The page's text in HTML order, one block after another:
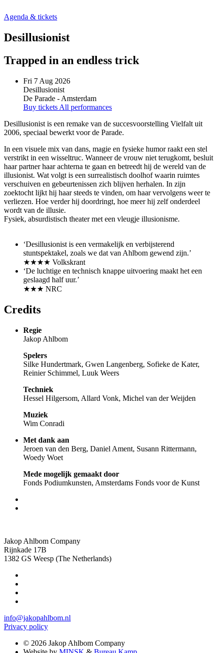
Agenda & tickets
Desillusionist
Trapped in an endless trick
Fri 7 Aug 2026
Desillusionist
De Parade - Amsterdam
Buy tickets All performances
Desillusionist is een remake van de succesvoorstelling Vielfalt uit
2006, speciaal bewerkt voor de Parade.
In een visuele mix van dans, magie en fysieke humor raakt een stel
verstrikt in een wisseltruc. Wanneer de vrouw niet terugkomt, besluit
haar partner haar achterna te gaan en betreedt hij de wereld van de
illusionist. Wat volgt is een surrealistisch doolhof waarin ruimtes
verschuiven en gebeurtenissen zich blijven herhalen. In zijn
zoektocht lijkt hij haar steeds te vinden, om haar vervolgens weer te
verliezen. Hoe verder hij doordringt, hoe meer hij zelf onderdeel
wordt van de illusie.
Fysiek, absurdistisch theater met een vleugje illusionisme.
‘Desillusionist is een vermakelijk en verbijsterend
stuntspektakel, zoals we dat van Ahlbom gewend zijn.’
★★★★ Volkskrant
‘De luchtige en technisch knappe uitvoering maakt het een
geslaagd half uur.’
★★★ NRC
Credits
Regie
Jakop Ahlbom
Spelers
Silke Hundertmark, Gwen Langenberg, Sofieke de Kater,
Reinier Schimmel, Luuk Weers
Techniek
Hessel Hilgersom, Allard Vonk, Michel van der Weijden
Muziek
Wim Conradi
Met dank aan
Jeroen van den Berg, Daniel Ament, Susann Rittermann,
Woedy Woet
Mede mogelijk gemaakt door
Fonds Podiumkunsten, Amsterdams Fonds voor de Kunst
Jakop Ahlbom Company
Rijnkade 17B
1382 GS Weesp (The Netherlands)
info@jakopahlbom.nl
Privacy policy
© 2026 Jakop Ahlbom Company